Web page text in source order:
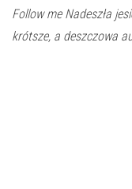
Follow me Nadeszła
krótsze, a deszczowa